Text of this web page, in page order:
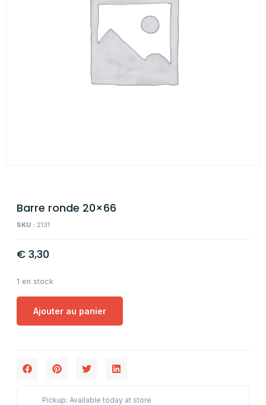
Barre ronde 20×66
SKU : 2131
€ 3,30
1 en stock
Ajouter au panier
Pickup: Available today at store